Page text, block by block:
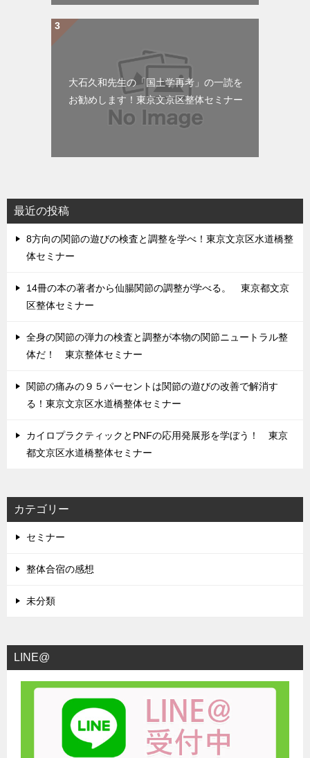
大石久和先生の「国土学再考」の一読を
お勧めします！東京文京区整体セミナー
最近の投稿
8方向の関節の遊びの検査と調整を学べ！東京文京区水道橋整
体セミナー
14冊の本の著者から仙腸関節の調整が学べる。 東京都文京
区整体セミナー
全身の関節の弾力の検査と調整が本物の関節ニュートラル整
体だ！ 東京整体セミナー
関節の痛みの９５パーセントは関節の遊びの改善で解消す
る！東京文京区水道橋整体セミナー
カイロプラクティックとPNFの応用発展形を学ぼう！ 東京
都文京区水道橋整体セミナー
カテゴリー
セミナー
整体合宿の感想
未分類
LINE@